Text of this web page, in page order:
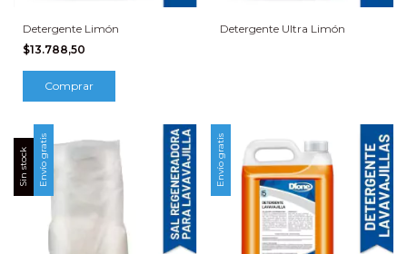
Detergente Limón
$13.788,50
Comprar
Detergente Ultra Limón
Sin stock Envío gratis Envío gratis